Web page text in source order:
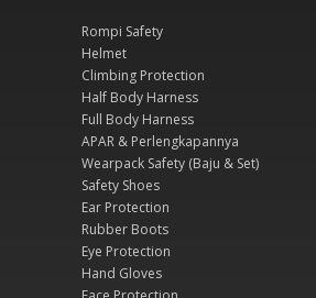
Rompi Safety
Helmet
Climbing Protection
Half Body Harness
Full Body Harness
APAR & Perlengkapannya
Wearpack Safety (Baju & Set)
Safety Shoes
Ear Protection
Rubber Boots
Eye Protection
Hand Gloves